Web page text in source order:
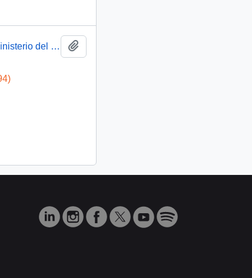
[Reunión el día martes 9 de abril con su asesor del Ministerio del Interior: utilización de Chile para el lavado de dinero]